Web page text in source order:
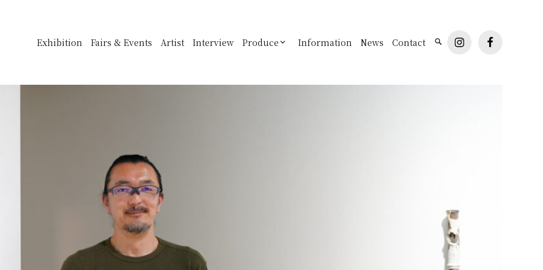
Exhibition
Fairs & Events Artist Interview Produce Information News Contact
instagramfacebook